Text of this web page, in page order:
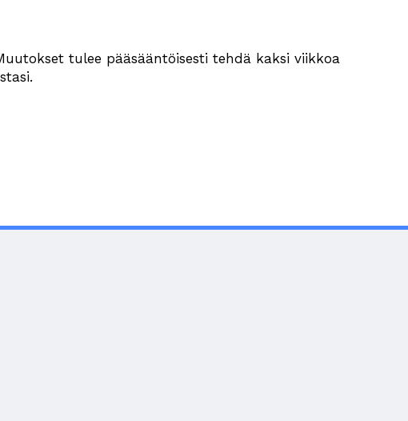
tulee pääsääntöisesti tehdä kaksi viikkoa